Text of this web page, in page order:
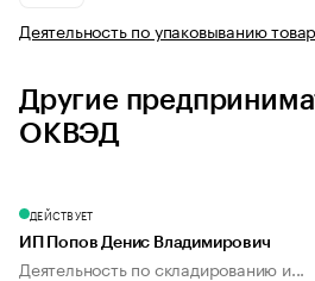
Деятельность по упаковыванию
Другие
ОКВЭД
ДЕЙСТВУЕТ
ИП Попов Денис Владимирович
Деятельность по складированию и...